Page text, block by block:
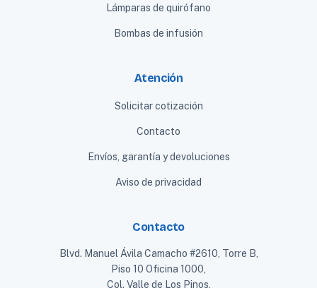
Lámparas de quirófano
Bombas de infusión
Atención
Solicitar cotización
Contacto
Envíos, garantía y devoluciones
Aviso de privacidad
Contacto
Blvd. Manuel Ávila Camacho #2610, Torre B,
Piso 10 Oficina 1000,
Col. Valle de Los Pinos,